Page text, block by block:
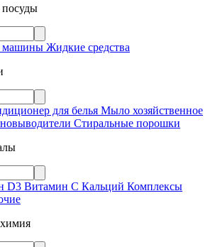
посуды
машины Жидкие средства
для белья Мыло хозяйственное
Стиральные порошки
D3 Витамин С Кальций Комплексы